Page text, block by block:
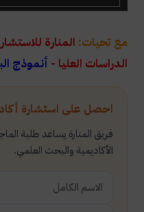
احصل على استشارة
فريق المنارة يساعد طلبة
الأكاديمية والبحث العلمي.
مع تحيات: المنارة
الدراسات العليا - أنموذج